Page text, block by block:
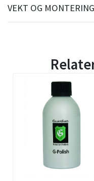
VEKT OG MONTERING